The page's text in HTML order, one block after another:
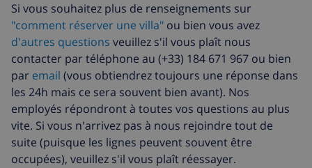
Draps
supplémentaires
17,59 $US par personne , à
payer à l'arrivée
Serviettes
supplémentaires
8,80 $US par personne , à payer à
l'arrivée
Départ tardif
113,75 $US
Nettoyage
supplémentaire
basée sur consommation
énergétique (52,77 $US/HOUR)
Fonds
4.80% du montant total
Si vous souhaitez plus de renseignements sur
"comment réserver une villa" ou bien vous avez
d'autres questions veuillez s'il vous plaît nous
contacter par téléphone au (+33) 184 671 967 ou bien
par email (vous obtiendrez toujours une réponse dans
les 24h mais ce sera souvent bien avant). Nos
employés répondront à toutes vos questions au plus
vite. Si vous n'arrivez pas à nous rejoindre tout de
suite (puisque les lignes peuvent souvent être
occupées), veuillez s'il vous plaît réessayer.